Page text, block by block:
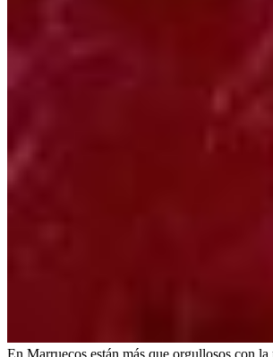
En Marruecos están más que orgullosos con